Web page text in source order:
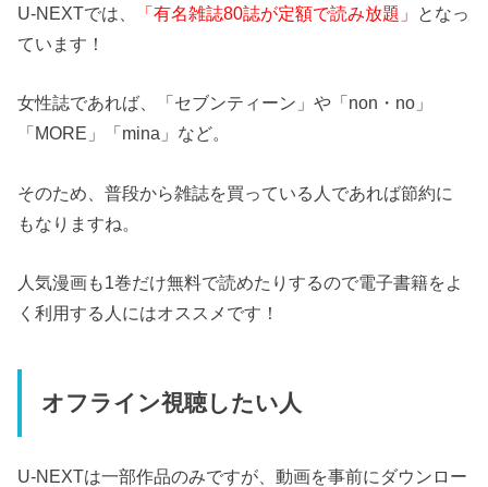
U-NEXTでは、 「有名雑誌80誌が定額で読み放題」 となっ
ています！
女性誌であれば、「セブンティーン」や「non・no」
「MORE」「mina」など。
そのため、普段から雑誌を買っている人であれば節約に
もなりますね。
人気漫画も1巻だけ無料で読めたりするので電子書籍をよ
く利用する人にはオススメです！
オフライン視聴したい人
U-NEXTは一部作品のみですが、動画を事前にダウンロー